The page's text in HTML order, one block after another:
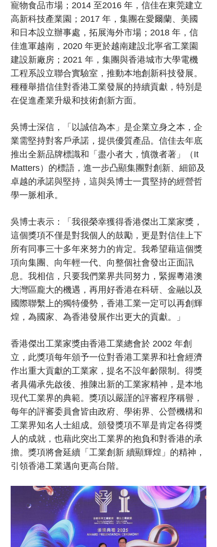
寵物食品市場；2014 至2016 年，信佳在東莞建立
高新科技產業園；2017 年，集團在愛爾蘭、美國
和日本設立辦事處，拓展海外市場；2018 年，信
佳進軍越南，2020 年更於越南建設北寧省工業園
建設新廠房；2021 年，集團與香港城市大學電機
工程系設立聯合實驗室，推動本地創新科技發展。
種種舉措信佳對香港工業發展的持續貢獻，特別是
在促進產業升級和技術創新方面。
吳博士深信，「以誠信為本」是企業立身之本，企
業需堅持對客戶承諾，提供優質產品。信佳去年底
推出全新品牌標識和「盡小者大，慎微者著」（It
Matters）的標語，進一步凸顯集團對創新、細節及
卓越的承諾與堅持，這與吳博士一貫堅持的經營哲
學一脈相承。
吳博士表示：「我很榮幸獲得香港傑出工業家獎，
這個獎項不僅是對我個人的鼓勵，更是對信佳上下
所有同事三十多年來努力的肯定。我希望藉這個獎
項向集團、向年輕一代、向整個社會發出正面訊
息。我相信，只要我們業界共同努力，緊握粵港澳
大灣區龐大的機遇，再用好香港在科研、金融以及
國際聯繫上的獨特優勢，香港工業一定可以再創輝
煌，為國家、為香港發展作出更大的貢獻。」
香港傑出工業家獎由香港工業總會於 2002 年創
立，此獎項每年頒予一位對香港工業界和社會經濟
作出重大貢獻的工業家，提名不設年齡限制。得獎
者具備承先啟後、推陳出新的工業家精神，是本地
現代工業界的典範。獎項以嚴謹的評審程序稱譽，
每年的評審委員會皆由政府、學術界、公營機構和
工業界知名人士組成。頒發獎項不單是肯定各得獎
人的成就，也藉此突出工業界的抱負和對香港的承
擔。獎項將會延續「工業創新 續顯輝煌」的精神，
引領香港工業邁向更高台階。